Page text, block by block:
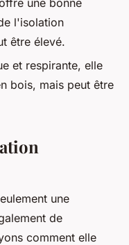
l'isolation
être élevé.
et respirante, elle
bois, mais peut être
une
de
comment elle